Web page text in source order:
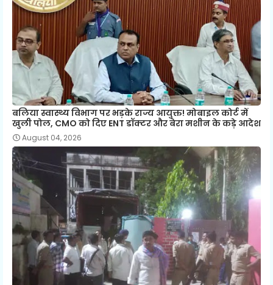
बलिया स्वास्थ्य विभाग पर भड़के राज्य आयुक्त! मोबाइल कोर्ट में
खुली पोल, CMO को दिए ENT डॉक्टर और बेरा मशीन के कड़े आदेश
August 04, 2026